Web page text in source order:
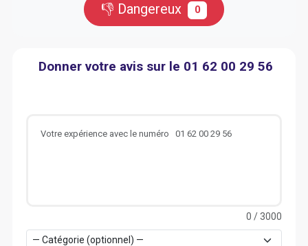
👎 Dangereux 0
Donner votre avis sur le 01 62 00 29 56
0 / 3000